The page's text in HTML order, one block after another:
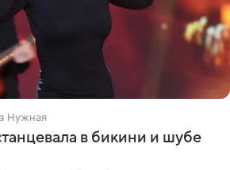
Нужная
в бикини и шубе